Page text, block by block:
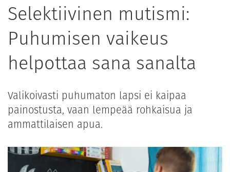
Selektiivinen mutismi:
Puhumisen vaikeus
helpottaa sana sanalta
Valikoivasti puhumaton lapsi ei kaipaa
painostusta, vaan lempeää rohkaisua ja
ammattilaisen apua.